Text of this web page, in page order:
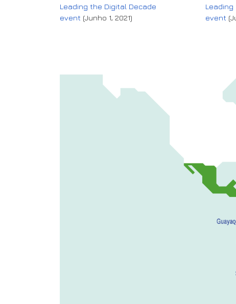
Leading the Digital Decade
event (Junho 1, 2021)
event